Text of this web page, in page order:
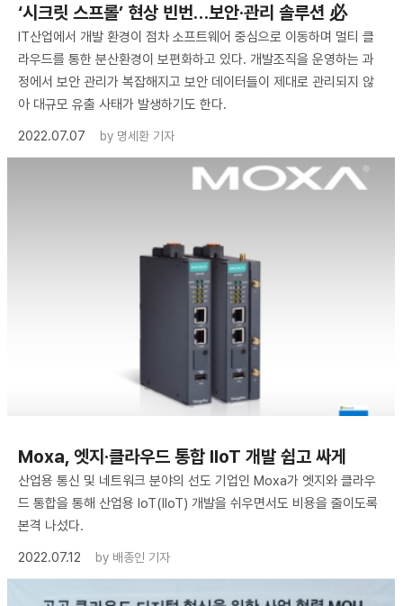
‘시크릿 스프롤’ 현상 빈번…보안·관리 솔루션 必
IT산업에서 개발 환경이 점차 소프트웨어 중심으로 이동하며 멀티 클
라우드를 통한 분산환경이 보편화하고 있다. 개발조직을 운영하는 과
정에서 보안 관리가 복잡해지고 보안 데이터들이 제대로 관리되지 않
아 대규모 유출 사태가 발생하기도 한다.
2022.07.07
by 명세환 기자
Moxa, 엣지·클라우드 통합 IIoT 개발 쉽고 싸게
산업용 통신 및 네트워크 분야의 선도 기업인 Moxa가 엣지와 클라우
드 통합을 통해 산업용 IoT(IIoT) 개발을 쉬우면서도 비용을 줄이도록
본격 나섰다.
2022.07.12
by 배종인 기자